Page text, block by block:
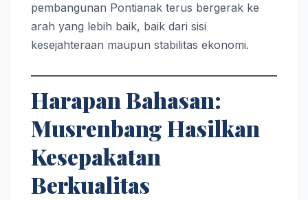
pembangunan Pontianak terus bergerak ke
arah yang lebih baik, baik dari sisi
kesejahteraan maupun stabilitas ekonomi.
Harapan Bahasan:
Musrenbang Hasilkan
Kesepakatan
Berkualitas